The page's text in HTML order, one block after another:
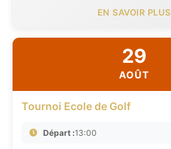
EN SAVOIR PLUS
29
AOÛT
Tournoi Ecole de Golf
Départ :13:00